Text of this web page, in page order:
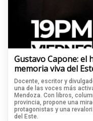
Gustavo Capone: el
memoria viva del
Docente, escritor y
una de las voces más
Mendoza. Con libros,
provincia, propone una
protagonistas y una
del Este.